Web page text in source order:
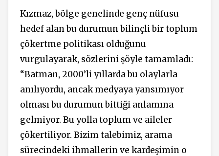
Kızmaz, bölge genelinde genç nüfusu
hedef alan bu durumun bilinçli bir toplum
çökertme politikası olduğunu
vurgulayarak, sözlerini şöyle tamamladı:
“Batman, 2000’li yıllarda bu olaylarla
anılıyordu, ancak medyaya yansımıyor
olması bu durumun bittiği anlamına
gelmiyor. Bu yolla toplum ve aileler
çökertiliyor. Bizim talebimiz, arama
sürecindeki ihmallerin ve kardeşimin o